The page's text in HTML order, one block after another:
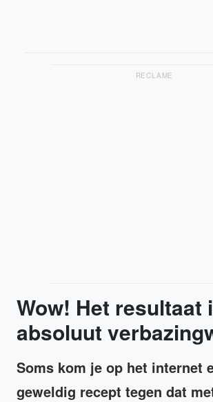
RECLAME
Wow! Het resultaat
absoluut
Soms kom je op het internet
geweldig recept tegen dat